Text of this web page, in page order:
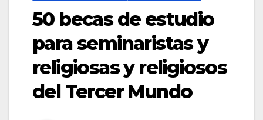
50 becas de estudio
para seminaristas y
religiosas y religiosos
del Tercer Mundo